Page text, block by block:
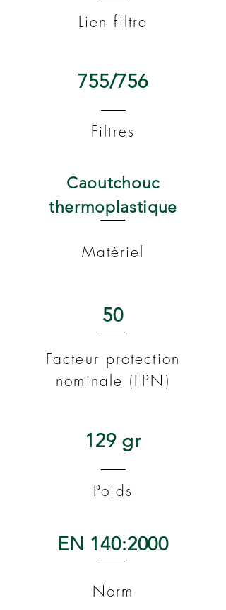
Lien filtre
755/756
Filtres
Caoutchouc
thermoplastique
Matériel
50
Facteur protection
nominale (FPN)
129 gr
Poids
EN 140:2000
Norm